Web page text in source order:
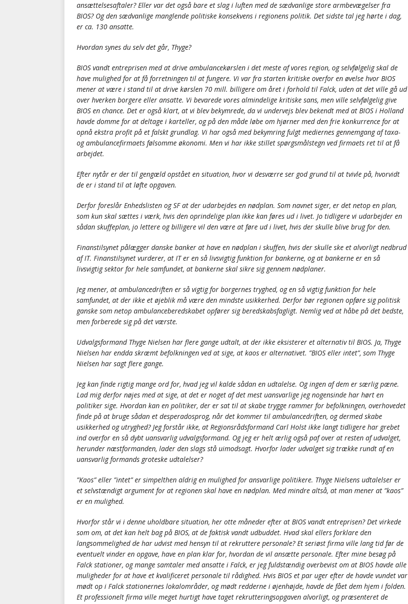
ansættelsesaftaler? Eller var det også bare et slag i luften med de sædvanlige store armbevægelser fra
BIOS? Og den sædvanlige manglende politiske konsekvens i regionens politik. Det sidste tal jeg hørte i dag,
er ca. 130 ansatte.
Hvordan synes du selv det går, Thyge?
BIOS vandt entreprisen med at drive ambulancekørslen i det meste af vores region, og selvfølgelig skal de
have mulighed for at få forretningen til at fungere. Vi var fra starten kritiske overfor en øvelse hvor BIOS
mener at være i stand til at drive kørslen 70 mill. billigere om året i forhold til Falck, uden at det ville gå ud
over hverken borgere eller ansatte. Vi bevarede vores almindelige kritiske sans, men ville selvfølgelig give
BIOS en chance. Det er også klart, at vi blev bekymrede, da vi undervejs blev bekendt med at BIOS i Holland
havde domme for at deltage i karteller, og på den måde løbe om hjørner med den frie konkurrence for at
opnå ekstra profit på et falskt grundlag. Vi har også med bekymring fulgt mediernes gennemgang af taxa-
og ambulancefirmaets følsomme økonomi. Men vi har ikke stillet spørgsmålstegn ved firmaets ret til at få
arbejdet.
Efter nytår er der til gengæld opstået en situation, hvor vi desværre ser god grund til at tvivle på, hvorvidt
de er i stand til at løfte opgaven.
Derfor foreslår Enhedslisten og SF at der udarbejdes en nødplan. Som navnet siger, er det netop en plan,
som kun skal sættes i værk, hvis den oprindelige plan ikke kan føres ud i livet. Jo tidligere vi udarbejder en
sådan skuffeplan, jo lettere og billigere vil den være at føre ud i livet, hvis der skulle blive brug for den.
Finanstilsynet pålægger danske banker at have en nødplan i skuffen, hvis der skulle ske et alvorligt nedbrud
af IT. Finanstilsynet vurderer, at IT er en så livsvigtig funktion for bankerne, og at bankerne er en så
livsvigtig sektor for hele samfundet, at bankerne skal sikre sig gennem nødplaner.
Jeg mener, at ambulancedriften er så vigtig for borgernes tryghed, og en så vigtig funktion for hele
samfundet, at der ikke et øjeblik må være den mindste usikkerhed. Derfor bør regionen opføre sig politisk
ganske som netop ambulanceberedskabet opfører sig beredskabsfagligt. Nemlig ved at håbe på det bedste,
men forberede sig på det værste.
Udvalgsformand Thyge Nielsen har flere gange udtalt, at der ikke eksisterer et alternativ til BIOS. Ja, Thyge
Nielsen har endda skræmt befolkningen ved at sige, at kaos er alternativet. ”BIOS eller intet”, som Thyge
Nielsen har sagt flere gange.
Jeg kan finde rigtig mange ord for, hvad jeg vil kalde sådan en udtalelse. Og ingen af dem er særlig pæne.
Lad mig derfor nøjes med at sige, at det er noget af det mest uansvarlige jeg nogensinde har hørt en
politiker sige. Hvordan kan en politiker, der er sat til at skabe trygge rammer for befolkningen, overhovedet
finde på at bruge sådan et desperadosprog, når det kommer til ambulancedriften, og dermed skabe
usikkerhed og utryghed? Jeg forstår ikke, at Regionsrådsformand Carl Holst ikke langt tidligere har grebet
ind overfor en så dybt uansvarlig udvalgsformand. Og jeg er helt ærlig også paf over at resten af udvalget,
herunder næstformanden, lader den slags stå uimodsagt. Hvorfor lader udvalget sig trække rundt af en
uansvarlig formands groteske udtalelser?
”Kaos” eller ”intet” er simpelthen aldrig en mulighed for ansvarlige politikere. Thyge Nielsens udtalelser er
et selvstændigt argument for at regionen skal have en nødplan. Med mindre altså, at man mener at ”kaos”
er en mulighed.
Hvorfor står vi i denne uholdbare situation, her otte måneder efter at BIOS vandt entreprisen? Det virkede
som om, at det kan helt bag på BIOS, at de faktisk vandt udbuddet. Hvad skal ellers forklare den
langsommelighed de har udvist med hensyn til at rekruttere personale? Et seriøst firma ville lang tid før de
eventuelt vinder en opgave, have en plan klar for, hvordan de vil ansætte personale. Efter mine besøg på
Falck stationer, og mange samtaler med ansatte i Falck, er jeg fuldstændig overbevist om at BIOS havde alle
muligheder for at have et kvalificeret personale til rådighed. Hvis BIOS et par uger efter de havde vundet var
mødt op i Falck stationernes lokalområder, og mødt redderne i øjenhøjde, havde de fået dem hjem i folden.
Et professionelt firma ville meget hurtigt have taget rekrutteringsopgaven alvorligt, og præsenteret de